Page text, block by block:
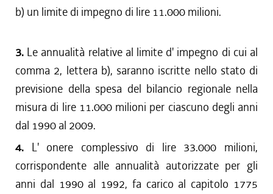
b) un limite di impegno di lire 11.000 milioni.
3. Le annualità relative al limite d' impegno di cui al
comma 2, lettera b), saranno iscritte nello stato di
previsione della spesa del bilancio regionale nella
misura di lire 11.000 milioni per ciascuno degli anni
dal 1990 al 2009.
4. L' onere complessivo di lire 33.000 milioni,
corrispondente alle annualità autorizzate per gli
anni dal 1990 al 1992, fa carico al capitolo 1775